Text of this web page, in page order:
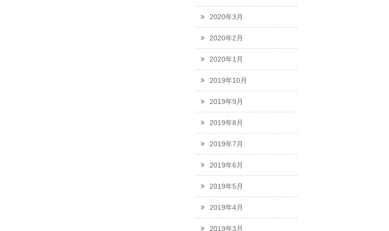
2020年3月
2020年2月
2020年1月
2019年10月
2019年9月
2019年8月
2019年7月
2019年6月
2019年5月
2019年4月
2019年3月